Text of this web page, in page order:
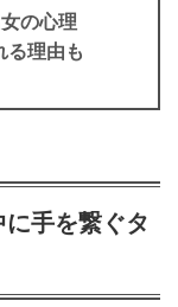
の心理
る理由も
に手を繋ぐタ